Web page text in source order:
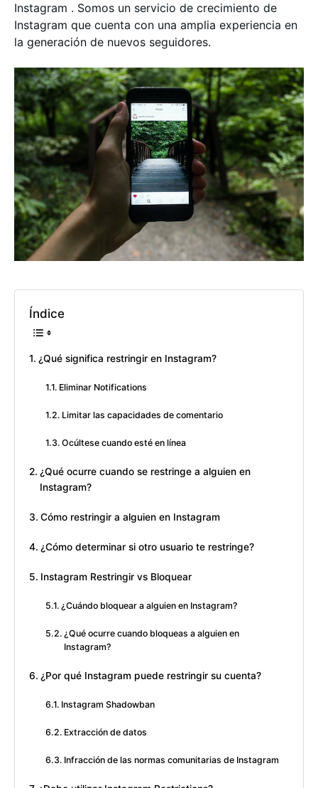
Instagram . Somos un servicio de crecimiento de
Instagram que cuenta con una amplia experiencia en
la generación de nuevos seguidores.
Índice
¿Qué significa restringir en Instagram?
Eliminar Notifications
Limitar las capacidades de comentario
Ocúltese cuando esté en línea
¿Qué ocurre cuando se restringe a alguien en
Instagram?
Cómo restringir a alguien en Instagram
¿Cómo determinar si otro usuario te restringe?
Instagram Restringir vs Bloquear
¿Cuándo bloquear a alguien en Instagram?
¿Qué ocurre cuando bloqueas a alguien en
Instagram?
¿Por qué Instagram puede restringir su cuenta?
Instagram Shadowban
Extracción de datos
Infracción de las normas comunitarias de Instagram